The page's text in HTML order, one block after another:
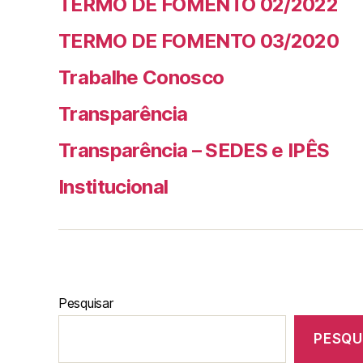
TERMO DE FOMENTO 03/2020
Trabalhe Conosco
Transparência
Transparência – SEDES e IPÊS
Institucional
Pesquisar